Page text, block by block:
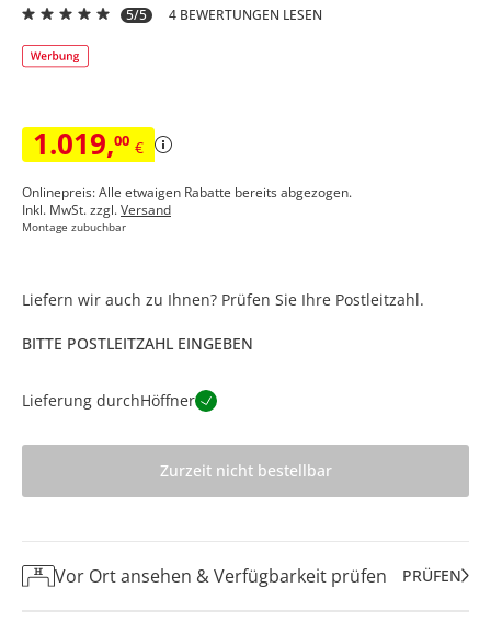
5/5
4 BEWERTUNGEN LESEN
1.019,00 €
Onlinepreis: Alle etwaigen Rabatte bereits abgezogen.
Inkl. MwSt. zzgl.Versand
Montage zubuchbar
Liefern wir auch zu Ihnen? Prüfen Sie Ihre Postleitzahl.
BITTE POSTLEITZAHL EINGEBEN
Lieferung durchHöffner
Zurzeit nicht bestellbar
Vor Ort ansehen & Verfügbarkeit prüfen PRÜFEN